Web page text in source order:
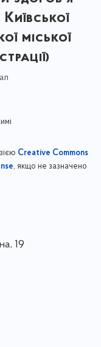
міської
Creative Commons
, якщо не зазначено
19